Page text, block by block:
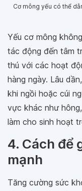
Cơ mông yếu có thể
Yếu cơ mông
tác động đến tâm
thú với các hoạt
hàng ngày. Lâu
khi ngồi hoặc cúi
vực khác như
làm cho sinh hoạt
4. Cách để
mạnh
Tăng cường sức